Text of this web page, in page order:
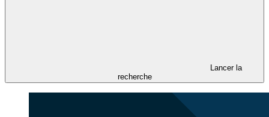
Lancer la
recherche